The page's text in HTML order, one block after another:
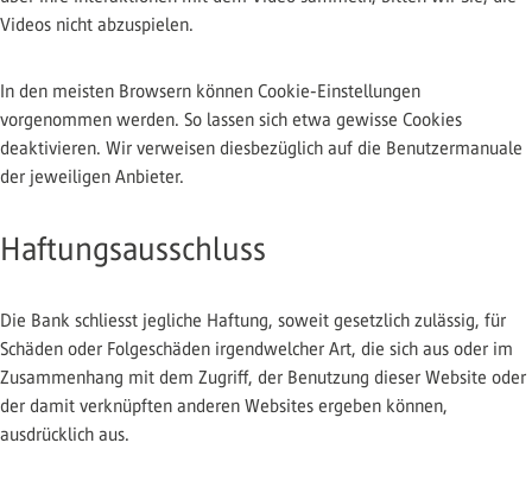
Videos nicht abzuspielen.
In den meisten Browsern können Cookie-Einstellungen
vorgenommen werden. So lassen sich etwa gewisse Cookies
deaktivieren. Wir verweisen diesbezüglich auf die Benutzermanuale
der jeweiligen Anbieter.
Haftungsausschluss
Die Bank schliesst jegliche Haftung, soweit gesetzlich zulässig, für
Schäden oder Folgeschäden irgendwelcher Art, die sich aus oder im
Zusammenhang mit dem Zugriff, der Benutzung dieser Website oder
der damit verknüpften anderen Websites ergeben können,
ausdrücklich aus.